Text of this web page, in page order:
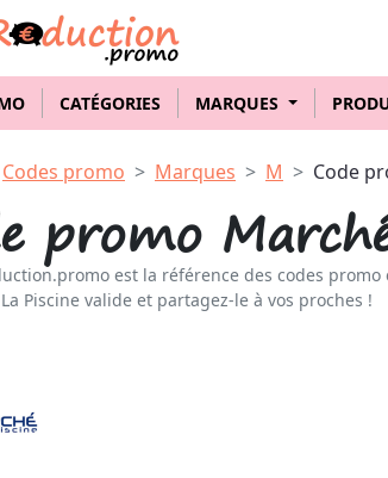
CATÉGORIES MARQUES
Codes promo Marques M Code
promo
est la référence des codes
Piscine valide et partagez-le à vos proches !